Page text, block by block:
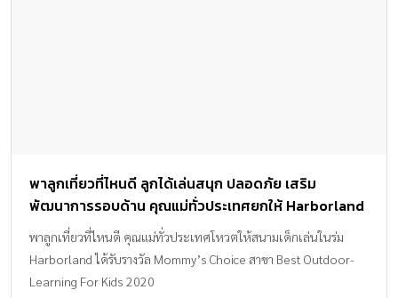
พาลูกเที่ยวที่ไหนดี ลูกได้เล่นสนุก ปลอดภัย เสริม
พัฒนาการรอบด้าน คุณแม่ทั่วประเทศยกให้ Harborland
เป็นแหล่งเรียนรู้ในดวงใจ
พาลูกเที่ยวที่ไหนดี คุณแม่ทั่วประเทศโหวตให้สนามเด็กเล่นในร่ม
Harborland ได้รับรางวัล Mommy’s Choice สาขา Best Outdoor-
Learning For Kids 2020